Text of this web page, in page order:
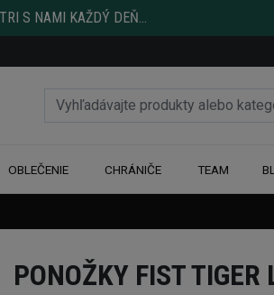
S NAMI KAŽDÝ DEŇ...
OBLEČENIE CHRÁNIČE TEAM
PONOŽKY FIST TIGER